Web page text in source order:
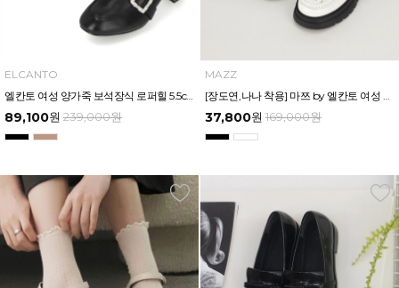
ELCANTO
엘칸토 여성 양가죽 보석장식 로퍼힐 5.5cm LCWD36U513
89,100원 239,000원
MAZZ
37,800원 169,000원